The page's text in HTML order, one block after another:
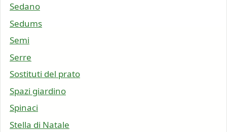
Sedano
Sedums
Semi
Serre
Sostituti del prato
Spazi giardino
Spinaci
Stella di Natale